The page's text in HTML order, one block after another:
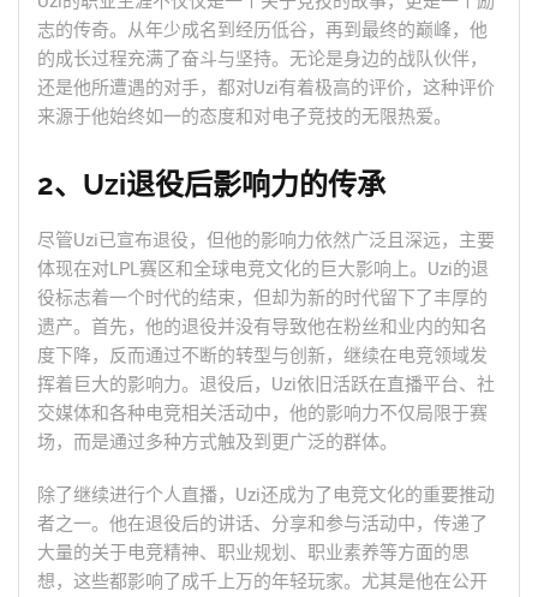
志的传奇。从年少成名到经历低谷，再到最终的巅峰，他
的成长过程充满了奋斗与坚持。无论是身边的战队伙伴，
还是他所遭遇的对手，都对Uzi有着极高的评价，这种评价
来源于他始终如一的态度和对电子竞技的无限热爱。
2、Uzi退役后影响力的传承
尽管Uzi已宣布退役，但他的影响力依然广泛且深远，主要
体现在对LPL赛区和全球电竞文化的巨大影响上。Uzi的退
役标志着一个时代的结束，但却为新的时代留下了丰厚的
遗产。首先，他的退役并没有导致他在粉丝和业内的知名
度下降，反而通过不断的转型与创新，继续在电竞领域发
挥着巨大的影响力。退役后，Uzi依旧活跃在直播平台、社
交媒体和各种电竞相关活动中，他的影响力不仅局限于赛
场，而是通过多种方式触及到更广泛的群体。
除了继续进行个人直播，Uzi还成为了电竞文化的重要推动
者之一。他在退役后的讲话、分享和参与活动中，传递了
大量的关于电竞精神、职业规划、职业素养等方面的思
想，这些都影响了成千上万的年轻玩家。尤其是他在公开